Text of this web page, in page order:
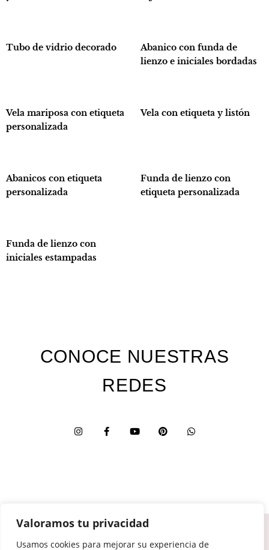
Valoramos tu privacidad
Usamos cookies para mejorar su experiencia de
Tubo de vidrio decorado
Abanico con funda de
lienzo e iniciales bordadas
Vela mariposa con etiqueta
personalizada
Vela con etiqueta y listón
Abanicos con etiqueta
personalizada
Funda de lienzo con
etiqueta personalizada
Funda de lienzo con
iniciales estampadas
CONOCE NUESTRAS
REDES
Custom Edition